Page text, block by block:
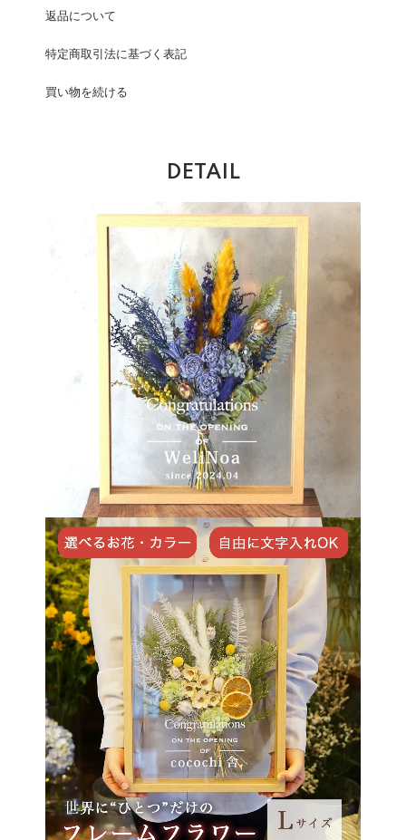
返品について
特定商取引法に基づく表記
買い物を続ける
DETAIL